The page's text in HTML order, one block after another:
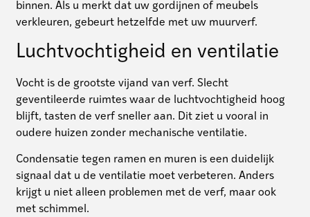
binnen. Als u merkt dat uw gordijnen of meubels
verkleuren, gebeurt hetzelfde met uw muurverf.
Luchtvochtigheid en ventilatie
Vocht is de grootste vijand van verf. Slecht
geventileerde ruimtes waar de luchtvochtigheid hoog
blijft, tasten de verf sneller aan. Dit ziet u vooral in
oudere huizen zonder mechanische ventilatie.
Condensatie tegen ramen en muren is een duidelijk
signaal dat u de ventilatie moet verbeteren. Anders
krijgt u niet alleen problemen met de verf, maar ook
met schimmel.